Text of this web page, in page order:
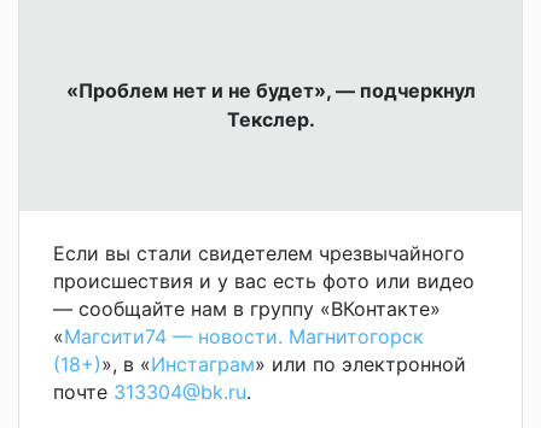
«Проблем нет и не будет», — подчеркнул
Текслер.
Если вы стали свидетелем чрезвычайного
происшествия и у вас есть фото или видео
— сообщайте нам в группу «ВКонтакте»
«Магсити74 — новости. Магнитогорск
(18+)», в «Инстаграм» или по электронной
почте 313304@bk.ru.